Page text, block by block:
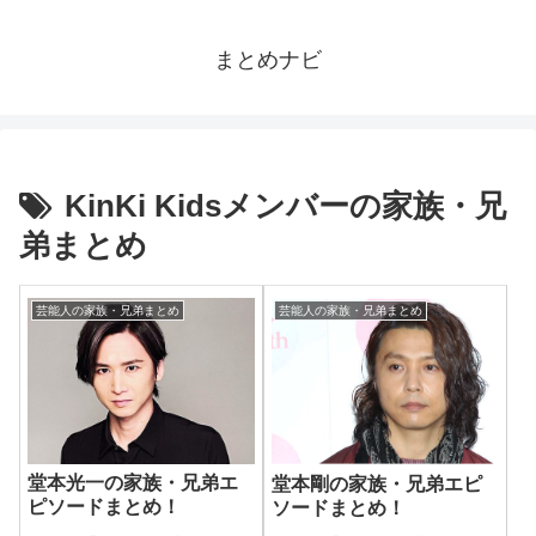
まとめナビ
KinKi Kidsメンバーの家族・兄
弟まとめ
芸能人の家族・兄弟まとめ
堂本光一の家族・兄弟エ
ピソードまとめ！
芸能人の家族・兄弟まとめ
堂本剛の家族・兄弟エピ
ソードまとめ！